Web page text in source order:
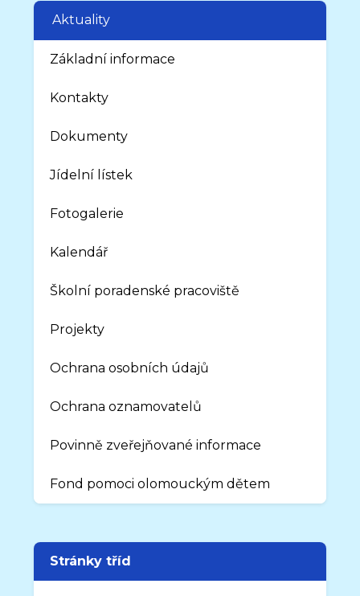
Aktuality
Základní informace
Kontakty
Dokumenty
Jídelní lístek
Fotogalerie
Kalendář
Školní poradenské pracoviště
Projekty
Ochrana osobních údajů
Ochrana oznamovatelů
Povinně zveřejňované informace
Fond pomoci olomouckým dětem
Stránky tříd